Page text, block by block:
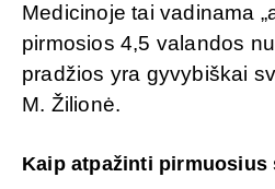
Medicinoje tai vadinama
pirmosios 4,5 valandos
pradžios yra gyvybiškai
M. Žilionė.
Kaip atpažinti pirmuosius